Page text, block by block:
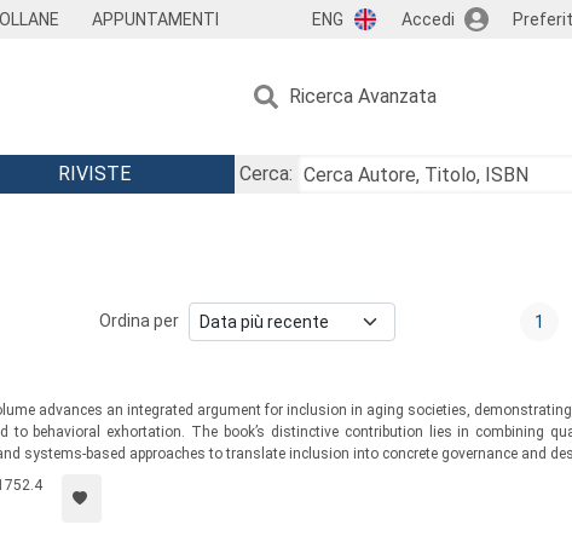
APPUNTAMENTI ENG Accedi
Ricerca Avanzata
RIVISTE
Cerca:
Ordina per 1
advances an integrated argument for inclusion in aging societies,
to behavioral exhortation. The book’s distinctive contribution lies in combining
systems-based approaches to translate inclusion into concrete governance and